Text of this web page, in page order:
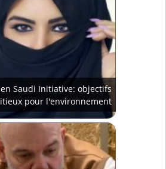
Saudi Initiative: objectifs
pour l'environnement